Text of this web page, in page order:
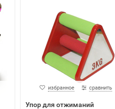
избранное сравнить
Упор для отжиманий